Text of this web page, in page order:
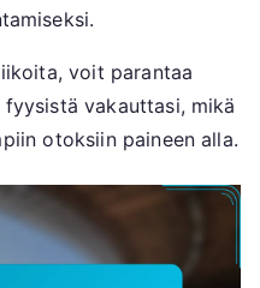
voit parantaa
vakauttasi, mikä
otoksiin paineen alla.